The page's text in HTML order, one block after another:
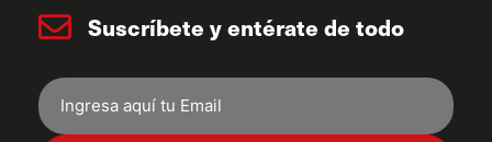
Suscríbete y entérate de todo